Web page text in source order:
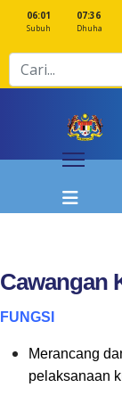
06:01
Subuh
07:36
Dhuha
Cari
Cawangan
FUNGSI
Merancang
pelaksanaan